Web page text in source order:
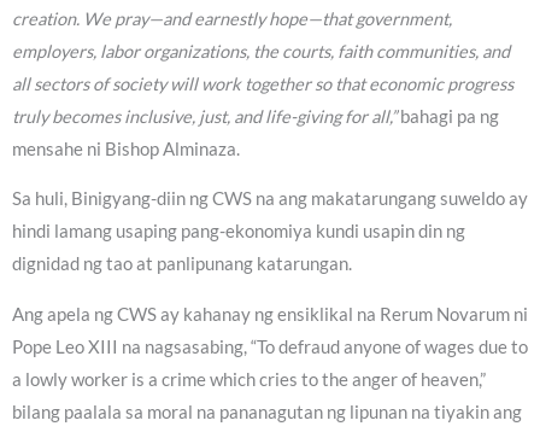
creation. We pray—and earnestly hope—that government,
employers, labor organizations, the courts, faith communities, and
all sectors of society will work together so that economic progress
truly becomes inclusive, just, and life-giving for all,”bahagi pa ng
mensahe ni Bishop Alminaza.
Sa huli, Binigyang-diin ng CWS na ang makatarungang suweldo ay
hindi lamang usaping pang-ekonomiya kundi usapin din ng
dignidad ng tao at panlipunang katarungan.
Ang apela ng CWS ay kahanay ng ensiklikal na Rerum Novarum ni
Pope Leo XIII na nagsasabing, “To defraud anyone of wages due to
a lowly worker is a crime which cries to the anger of heaven,”
bilang paalala sa moral na pananagutan ng lipunan na tiyakin ang